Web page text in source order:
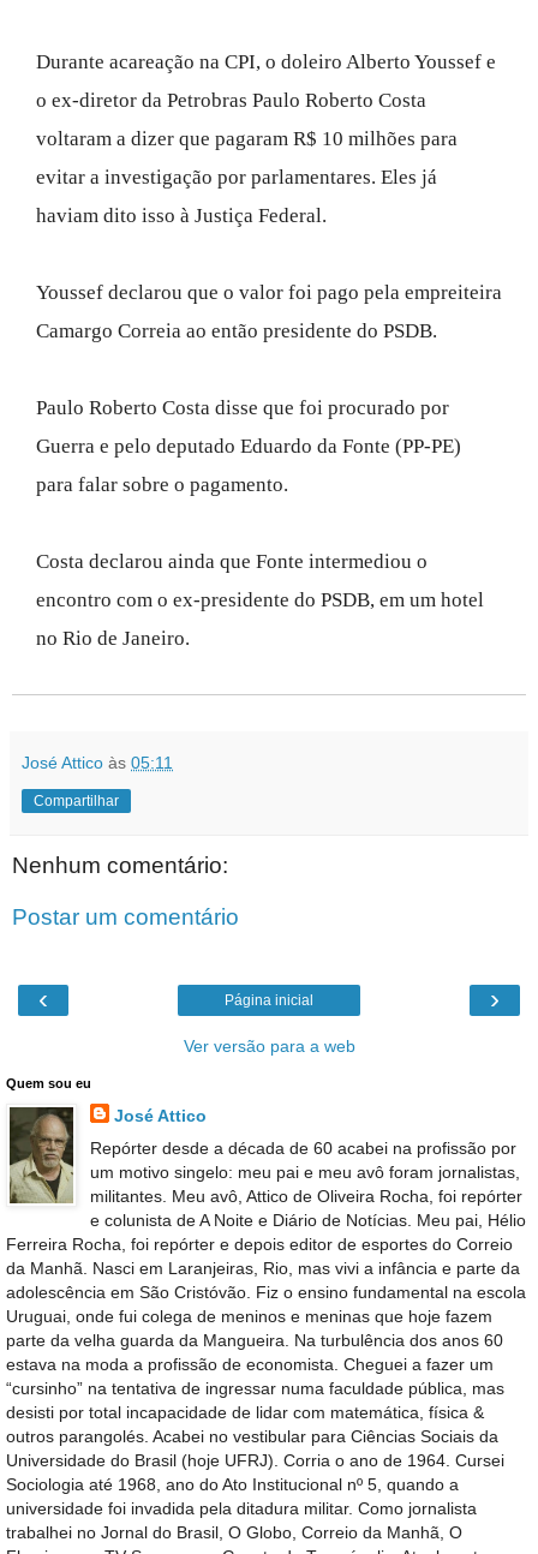
Durante acareação na CPI, o doleiro Alberto Youssef e
o ex-diretor da Petrobras Paulo Roberto Costa
voltaram a dizer que pagaram R$ 10 milhões para
evitar a investigação por parlamentares. Eles já
haviam dito isso à Justiça Federal.
Youssef declarou que o valor foi pago pela empreiteira
Camargo Correia ao então presidente do PSDB.
Paulo Roberto Costa disse que foi procurado por
Guerra e pelo deputado Eduardo da Fonte (PP-PE)
para falar sobre o pagamento.
Costa declarou ainda que Fonte intermediou o
encontro com o ex-presidente do PSDB, em um hotel
no Rio de Janeiro.
José Attico às 05:11
Compartilhar
Nenhum comentário:
Postar um comentário
‹ ›
Página inicial
Ver versão para a web
Quem sou eu
José Attico
Repórter desde a década de 60 acabei na profissão por
um motivo singelo: meu pai e meu avô foram jornalistas,
militantes. Meu avô, Attico de Oliveira Rocha, foi repórter
e colunista de A Noite e Diário de Notícias. Meu pai, Hélio
Ferreira Rocha, foi repórter e depois editor de esportes do Correio
da Manhã. Nasci em Laranjeiras, Rio, mas vivi a infância e parte da
adolescência em São Cristóvão. Fiz o ensino fundamental na escola
Uruguai, onde fui colega de meninos e meninas que hoje fazem
parte da velha guarda da Mangueira. Na turbulência dos anos 60
estava na moda a profissão de economista. Cheguei a fazer um
“cursinho” na tentativa de ingressar numa faculdade pública, mas
desisti por total incapacidade de lidar com matemática, física &
outros parangolés. Acabei no vestibular para Ciências Sociais da
Universidade do Brasil (hoje UFRJ). Corria o ano de 1964. Cursei
Sociologia até 1968, ano do Ato Institucional nº 5, quando a
universidade foi invadida pela ditadura militar. Como jornalista
trabalhei no Jornal do Brasil, O Globo, Correio da Manhã, O